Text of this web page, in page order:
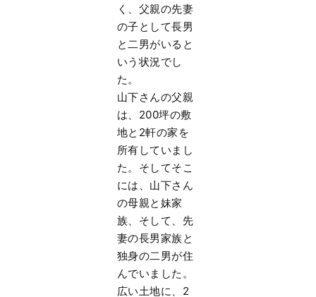
く、父親の先妻
の子として長男
と二男がいると
いう状況でし
た。
山下さんの父親
は、200坪の敷
地と2軒の家を
所有していまし
た。そしてそこ
には、山下さん
の母親と妹家
族、そして、先
妻の長男家族と
独身の二男が住
んでいました。
広い土地に、2